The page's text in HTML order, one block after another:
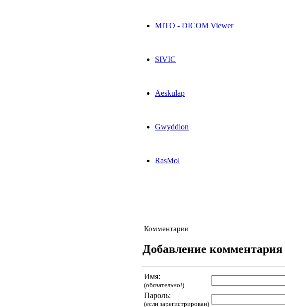
MITO - DICOM Viewer
SIVIC
Aeskulap
Gwyddion
RasMol
Комментарии
Добавление комментария
Имя:
(обязательно!)
Пароль:
(если зарегистрирован)